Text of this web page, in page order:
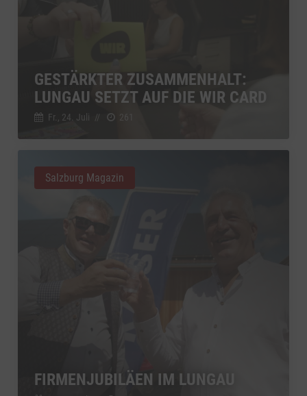
GESTÄRKTER ZUSAMMENHALT:
LUNGAU SETZT AUF DIE WIR CARD
Fr., 24. Juli //
FIRMENJUBILÄEN IM LUNGAU
Salzburg Magazin